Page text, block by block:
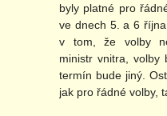
byly platné pro
ve dnech 5. a 6
v tom, že volby
ministr vnitra, volby
termín bude jiný.
jak pro řádné volby,